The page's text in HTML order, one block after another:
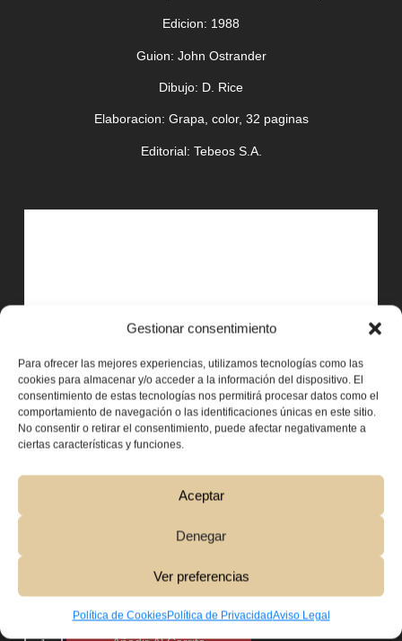
Gestionar consentimiento
Para ofrecer las mejores experiencias, utilizamos tecnologías como las
cookies para almacenar y/o acceder a la información del dispositivo. El
consentimiento de estas tecnologías nos permitirá procesar datos como el
comportamiento de navegación o las identificaciones únicas en este sitio.
No consentir o retirar el consentimiento, puede afectar negativamente a
ciertas características y funciones.
Aceptar
Denegar
Ver preferencias
Política de CookiesPolítica de PrivacidadAviso Legal
Edicion: 1988
Guion: John Ostrander
Dibujo: D. Rice
Elaboracion: Grapa, color, 32 paginas
Editorial: Tebeos S.A.
1,00€